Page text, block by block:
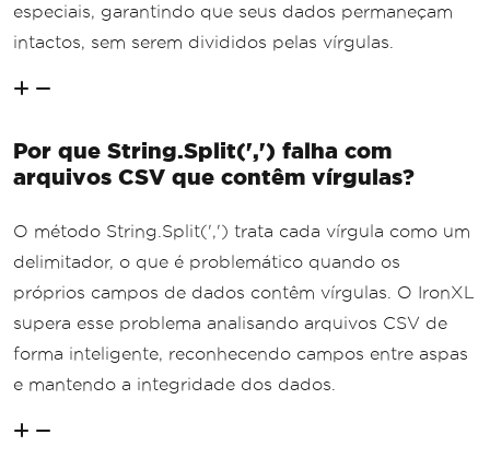
especiais, garantindo que seus dados permaneçam
intactos, sem serem divididos pelas vírgulas.
Por que String.Split(',') falha com
arquivos CSV que contêm vírgulas?
O método String.Split(',') trata cada vírgula como um
delimitador, o que é problemático quando os
próprios campos de dados contêm vírgulas. O IronXL
supera esse problema analisando arquivos CSV de
forma inteligente, reconhecendo campos entre aspas
e mantendo a integridade dos dados.